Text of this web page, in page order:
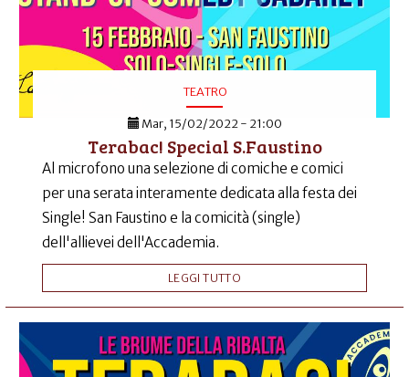
TEATRO
Mar, 15/02/2022 - 21:00
Terabac! Special S.Faustino
Al microfono una selezione di comiche e comici
per una serata interamente dedicata alla festa dei
Single! San Faustino e la comicità (single)
dell'allievei dell'Accademia.
LEGGI TUTTO